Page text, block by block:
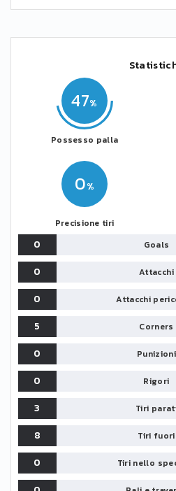
47
Possesso palla
0
Precisione tiri
0 Goals
0
Attacchi
0
Attacchi
5
Corners
0
Punizioni
0
Rigori
3
Tiri
8
Tiri fuori
0
Tiri nello